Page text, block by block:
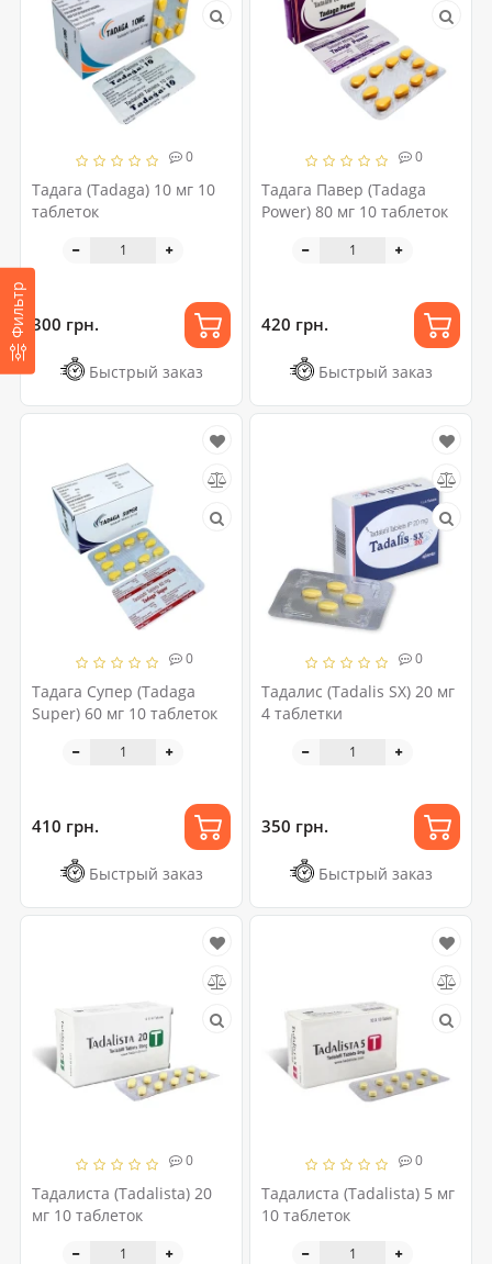
Фильтр
0
Тадага (Tadaga) 10 мг 10
таблеток
300 грн.
Быстрый заказ
0
Тадага Павер (Tadaga
Power) 80 мг 10 таблеток
420 грн.
Быстрый заказ
0
Тадага Супер (Tadaga
Super) 60 мг 10 таблеток
410 грн.
Быстрый заказ
0
Тадалис (Tadalis SX) 20 мг
4 таблетки
350 грн.
Быстрый заказ
0
Тадалиста (Tadalista) 20
мг 10 таблеток
0
Тадалиста (Tadalista) 5 мг
10 таблеток